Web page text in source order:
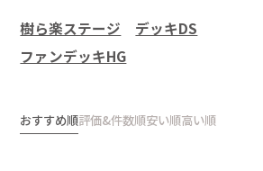
樹ら楽ステージ
デッキDS
ファンデッキHG
おすすめ順評価&件数順安い順高い順